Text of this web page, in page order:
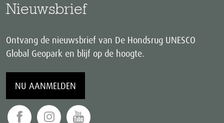
Nieuwsbrief
Ontvang de nieuwsbrief van De Hondsrug UNESCO
Global Geopark en blijf op de hoogte.
NU AANMELDEN